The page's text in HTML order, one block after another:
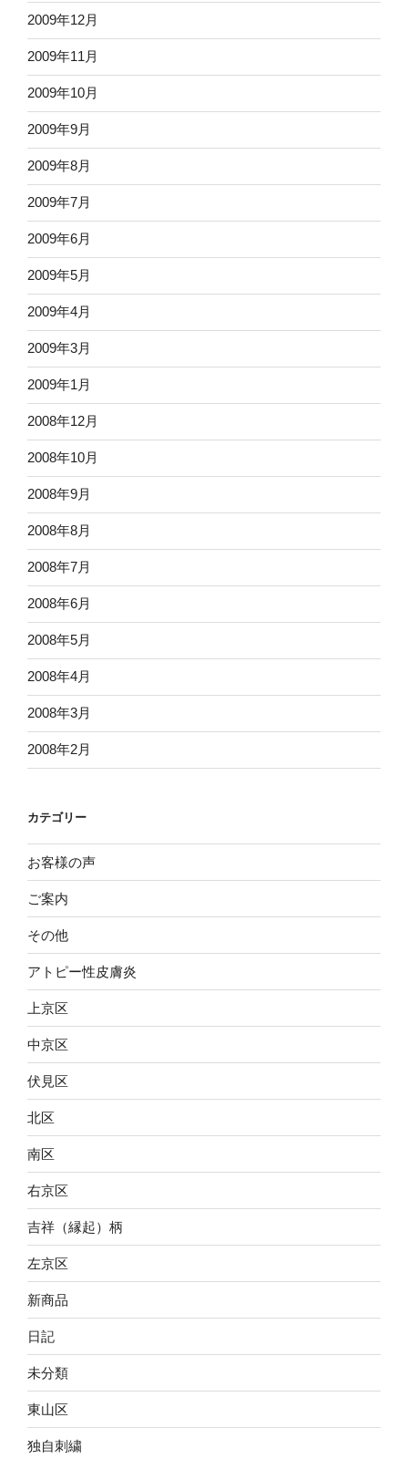
2009年12月
2009年11月
2009年10月
2009年9月
2009年8月
2009年7月
2009年6月
2009年5月
2009年4月
2009年3月
2009年1月
2008年12月
2008年10月
2008年9月
2008年8月
2008年7月
2008年6月
2008年5月
2008年4月
2008年3月
2008年2月
カテゴリー
お客様の声
ご案内
その他
アトピー性皮膚炎
上京区
中京区
伏見区
北区
南区
右京区
吉祥（縁起）柄
左京区
新商品
日記
未分類
東山区
独自刺繍